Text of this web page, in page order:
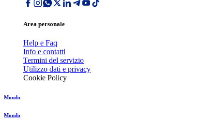
Area personale
Help e Faq
Info e contatti
Termini del servizio
Utilizzo dati e privacy
Cookie Policy
Mondo
Mondo